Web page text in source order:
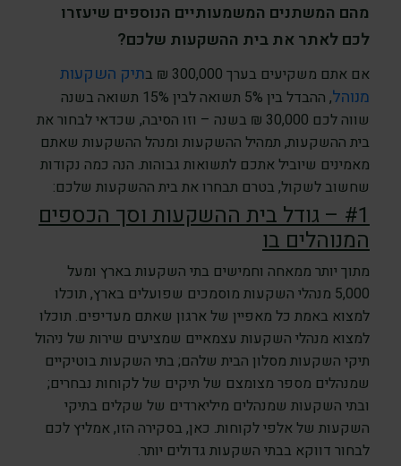
מהם המשתנים המשמעותיים הנוספים שיעזרו
לכם לאתר את בית ההשקעות שלכם?
אם אתם משקיעים בערך 300,000 ₪ ב
תיק השקעות
מנוהל
, ההבדל בין 5% תשואה לבין 15% תשואה בשנה
שווה לכם 30,000 ₪ בשנה – וזו הסיבה, שכדאי לבחור את
בית ההשקעות, תמהיל ההשקעות ומנהל ההשקעות שאתם
מאמינים שיוביל אתכם לתשואות גבוהות. הנה כמה נקודות
שחשוב לשקול, בטרם תבחרו את בית ההשקעות שלכם:
#1 – גודל בית ההשקעות וסך הכספים
המנוהלים בו
מתוך יותר ממאחה וחמישים בתי השקעות בארץ ומעל
5,000 מנהלי השקעות מוסמכים שפועלים בארץ, תוכלו
למצוא באמת כל מאפיין של ארגון שאתם מעדיפים. תוכלו
למצוא מנהלי השקעות עצמאיים שמציעים שירות של ניהול
תיקי השקעות מסלון הבית שלהם; בתי השקעות בוטיקיים
שמנהלים מספר מצומצם של תיקים של לקוחות נבחרים;
ובתי השקעות שמנהלים מיליארדים של שקלים בתיקי
השקעות של אלפי לקוחות. כאן, בסקירה הזו, אמליץ לכם
לבחור דווקא בבתי השקעות גדולים יותר.